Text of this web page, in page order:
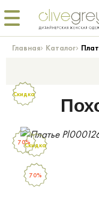
Главная› Каталог›
Скидка
70%Скидка
70%